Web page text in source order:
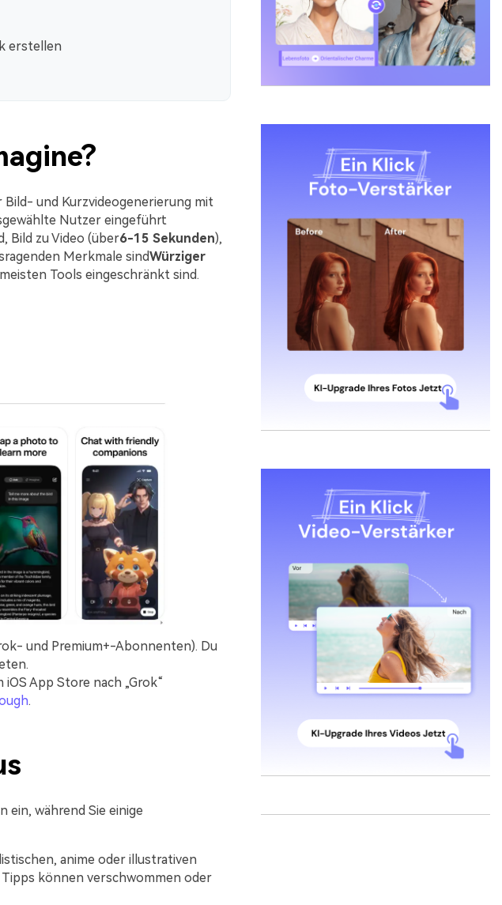
erstellen
und Kurzvideogenerierung mit
Nutzer eingeführt
Bild zu Video (über6-15 Sekunden),
Merkmale sindWürziger
Tools eingeschränkt sind.
und Premium+-Abonnenten). Du
iOS App Store nach „Grok“
.
ein, während Sie einige
anime oder illustrativen
können verschwommen oder